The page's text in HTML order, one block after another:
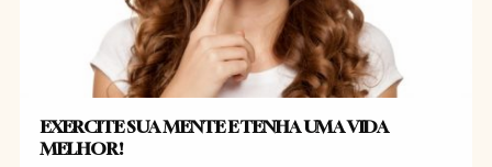
EXERCITE SUA MENTE E TENHA UMA VIDA
MELHOR!